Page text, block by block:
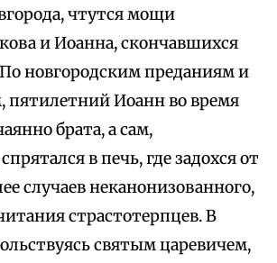
чтутся мощи
и Иоанна, скончавшихся
новгородским преданиям и
пятилетний Иоанн во время
брата, а сам,
в печь, где задохся от
случаев неканонизованного,
страстотерпцев. В
святым царевичем,